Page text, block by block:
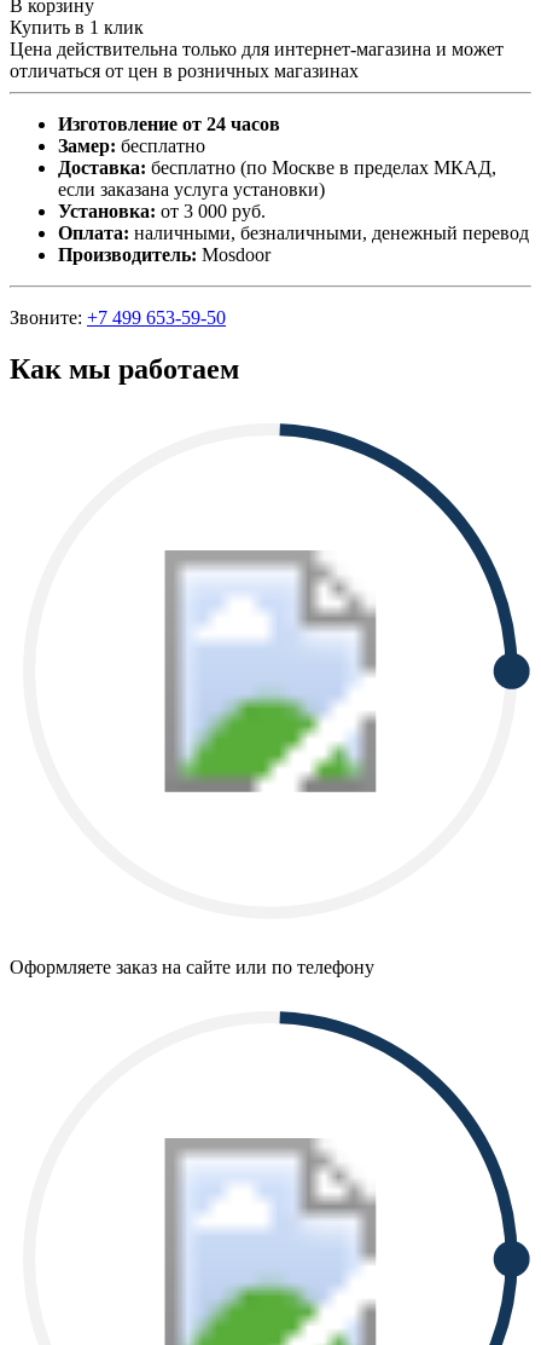
В корзину
Купить в 1 клик
Цена действительна только для интернет-магазина и может
отличаться от цен в розничных магазинах
Изготовление от 24 часов
Замер: бесплатно
Доставка: бесплатно (по Москве в пределах МКАД,
если заказана услуга установки)
Установка: от 3 000 руб.
Оплата: наличными, безналичными, денежный перевод
Производитель: Mosdoor
Звоните: +7 499 653-59-50
Как мы работаем
Оформляете заказ на сайте или по телефону